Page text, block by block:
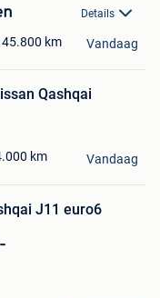
Details
45.800 km Vandaag
Qashqai
km Vandaag
J11 euro6